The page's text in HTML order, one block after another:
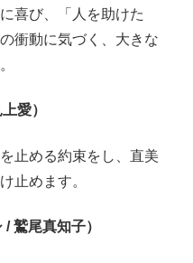
喜び、「人を助けた
衝動に気づく、大きな
。
愛）
止める約束をし、直美
止めます。
鷲尾真知子）